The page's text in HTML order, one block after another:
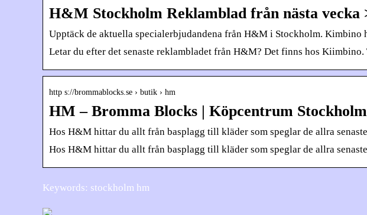
H&M Stockholm Reklamblad från nästa vecka
Upptäck de aktuella specialerbjudandena från H&M i Stockholm.
Letar du efter det senaste reklambladet från H&M? Det finns hos
http s://brommablocks.se › butik › hm
HM – Bromma Blocks | Köpcentrum Stockholm
Hos H&M hittar du allt från basplagg till kläder som speglar de allra
Hos H&M hittar du allt från basplagg till kläder som speglar de allra
Keywords: stockholm hm